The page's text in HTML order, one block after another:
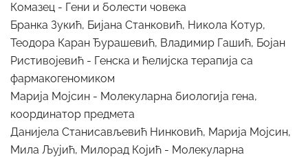
Комазец - Гени и болести човека
Бранка Зукић, Бијана Станковић, Никола Котур,
Теодора Каран Ђурашевић, Владимир Гашић, Бојан
Ристивојевић - Генска и ћелијска терапија са
фармакогеномиком
Марија Мојсин - Молекуларна биологија гена,
координатор предмета
Данијела Станисављевић Нинковић, Марија Мојсин,
Мила Љујић, Милорад Којић - Молекуларна